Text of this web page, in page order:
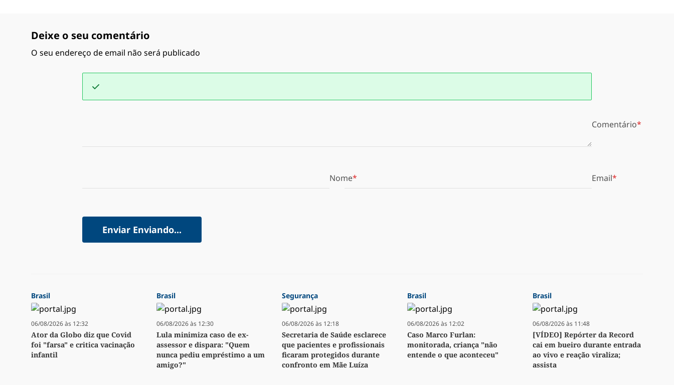
Deixe o seu comentário
O seu endereço de email não será publicado
Comentário
Nome Email
Enviar Enviando...
Brasil
06/08/2026 às 12:32
Ator da Globo diz que Covid
foi "farsa" e critica vacinação
infantil
Brasil
06/08/2026 às 12:30
Lula minimiza caso de ex-
assessor e dispara: "Quem
nunca pediu empréstimo a um
amigo?"
Segurança
06/08/2026 às 12:18
Secretaria de Saúde esclarece
que pacientes e profissionais
ficaram protegidos durante
confronto em Mãe Luíza
Brasil
06/08/2026 às 12:02
Caso Marco Furlan:
monitorada, criança "não
entende o que aconteceu"
Brasil
06/08/2026 às 11:48
[VÍDEO] Repórter da Record
cai em bueiro durante entrada
ao vivo e reação viraliza;
assista